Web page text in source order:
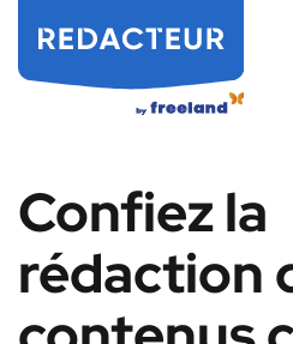
Confiez la
rédaction